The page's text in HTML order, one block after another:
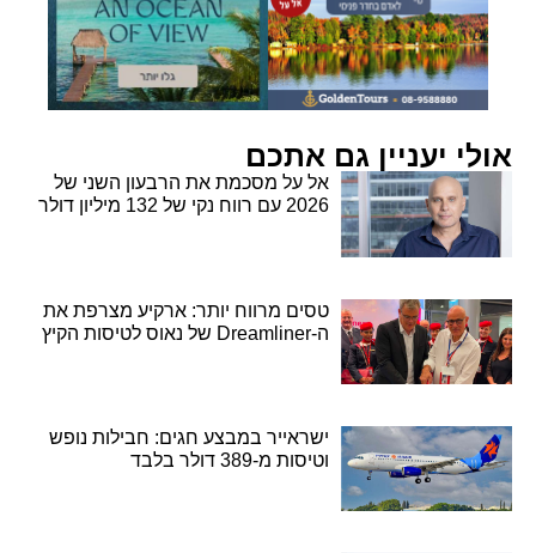
אולי יעניין גם אתכם
אל על מסכמת את הרבעון השני של
2026 עם רווח נקי של 132 מיליון דולר
טסים מרווח יותר: ארקיע מצרפת את
ה-Dreamliner של נאוס לטיסות הקיץ
ישראייר במבצע חגים: חבילות נופש
וטיסות מ-389 דולר בלבד